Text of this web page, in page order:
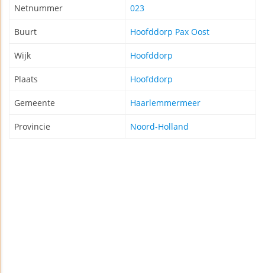
Netnummer 023
Buurt Hoofddorp Pax Oost
Wijk Hoofddorp
Plaats Hoofddorp
Gemeente Haarlemmermeer
Provincie Noord-Holland